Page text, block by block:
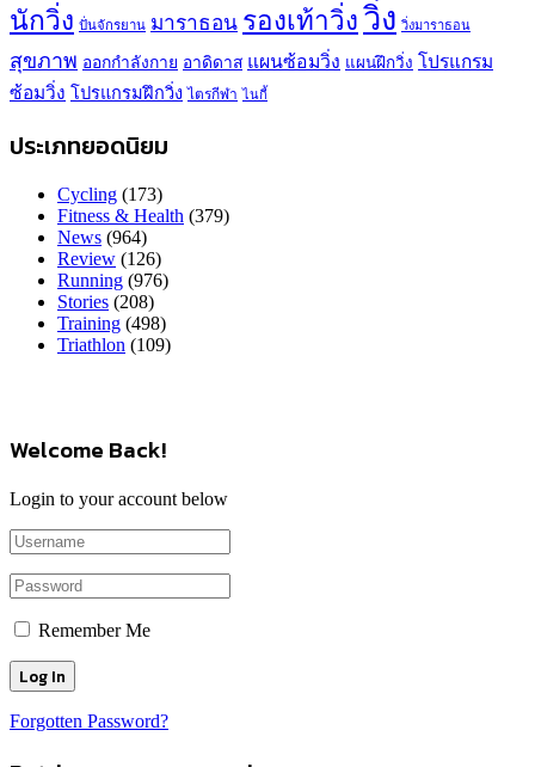
นักวิ่ง ปั่นจักรยาน มาราธอน รองเท้าวิ่ง วิ่ง วิ่งมาราธอน
สุขภาพ ออกกำลังกาย อาดิดาส แผนซ้อมวิ่ง แผนฝึกวิ่ง โปรแกรม
ซ้อมวิ่ง โปรแกรมฝึกวิ่ง ไตรกีฬา ไนกี้
ประเภทยอดนิยม
Cycling (173)
Fitness & Health (379)
News (964)
Review (126)
Running (976)
Stories (208)
Training (498)
Triathlon (109)
Welcome Back!
Login to your account below
Remember Me
Forgotten Password?